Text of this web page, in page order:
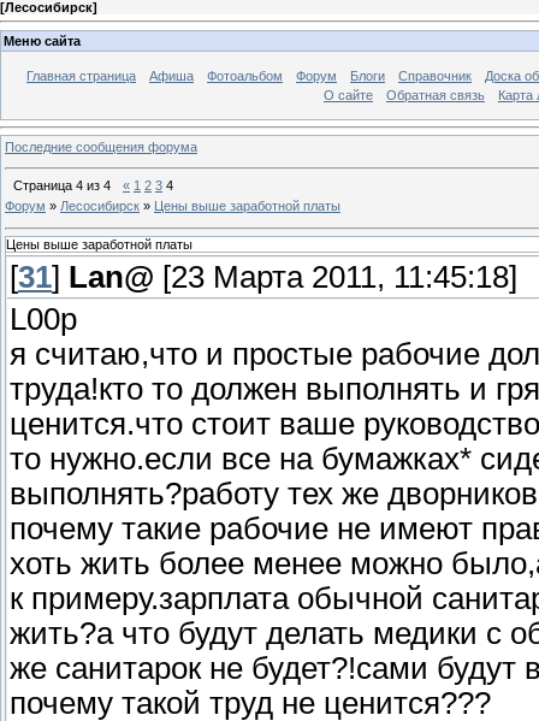
[Лесосибирск]
Меню сайта
Главная страница Афиша Фотоальбом Форум Блоги Справочник
Доска
О сайте
Обратная связь Карта
Последние сообщения форума
Страница 4 из 4 « 1 2 3 4
Форум » Лесосибирск » Цены выше заработной платы
Цены выше заработной платы
[31] Lan@ [23 Марта 2011, 11:45:18]
L00p
я считаю,что и простые рабочие
труда!кто то должен выполнять и
ценится.что стоит ваше
то нужно.если все на бумажках*
выполнять?работу тех же
почему такие рабочие не имеют
хоть жить более менее можно
к примеру.зарплата обычной
жить?а что будут делать медики с
же санитарок не будет?!сами будут
почему такой труд не ценится???